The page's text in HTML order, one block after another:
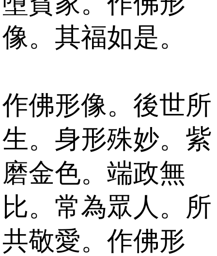
像。其福如是。
作佛形像。後世所
生。身形殊妙。紫
磨金色。端政無
比。常為眾人。所
共敬愛。作佛形